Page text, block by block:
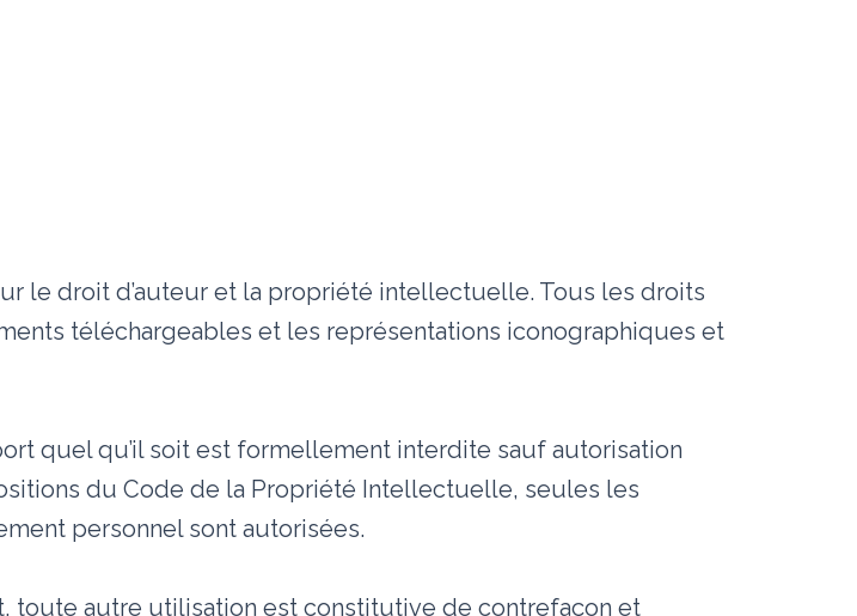
le droit d’auteur et la propriété intellectuelle. Tous les droits
téléchargeables et les représentations iconographiques et
quel qu’il soit est formellement interdite sauf autorisation
du Code de la Propriété Intellectuelle, seules les
personnel sont autorisées.
toute autre utilisation est constitutive de contrefaçon et